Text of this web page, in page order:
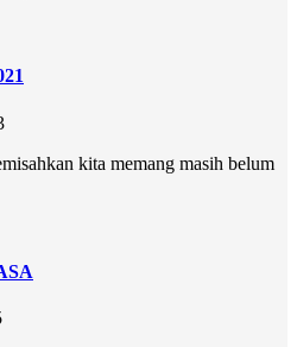
kita memang masih belum